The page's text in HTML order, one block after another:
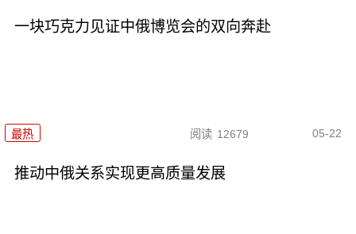
一块巧克力见证中俄博览会的双向奔赴
最热 阅读 12679 05-22
推动中俄关系实现更高质量发展